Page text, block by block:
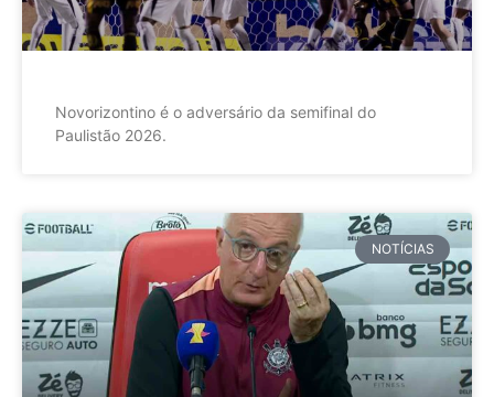
Novorizontino é o adversário da semifinal do
Paulistão 2026.
NOTÍCIAS